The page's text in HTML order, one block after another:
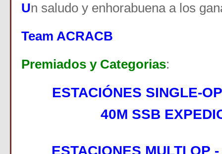
Un saludo y enhorabuena a los
Team ACRACB
Premiados y Categorias:
ESTACIÓNES SINGLE-
40M SSB
ESTACIONES MULTI OP